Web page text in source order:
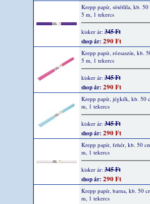
Krepp papír, sötétlila, kb.
5 m, 1 tekercs
kisker ár: 345 Ft
shop ár: 290 Ft
Krepp papír, rózsaszín, kb.
5 m, 1 tekercs
kisker ár: 345 Ft
shop ár: 290 Ft
Krepp papír, jégkék, kb. 50
m, 1 tekercs
kisker ár: 345 Ft
shop ár: 290 Ft
Krepp papír, fehér, kb. 50
m, 1 tekercs
kisker ár: 345 Ft
shop ár: 290 Ft
Krepp papír, barna, kb. 50
m, 1 tekercs